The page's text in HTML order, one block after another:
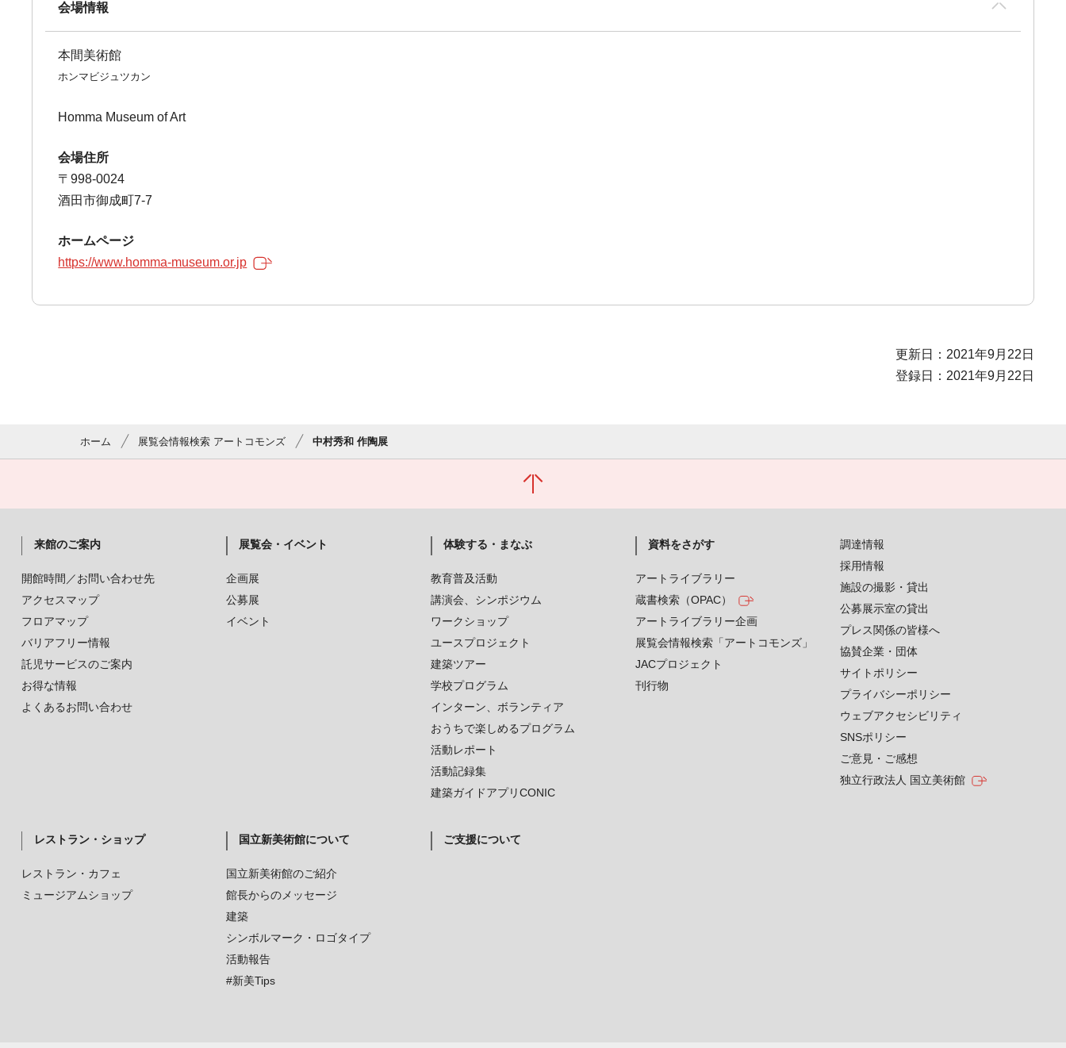
会場情報
本間美術館
ホンマビジュツカン
Homma Museum of Art
会場住所
〒998-0024
酒田市御成町7-7
ホームページ
https://www.homma-museum.or.jp
更新日：2021年9月22日
登録日：2021年9月22日
ホーム 展覧会情報検索 アートコモンズ 中村秀和 作陶展
来館のご案内
開館時間／お問い合わせ先
アクセスマップ
フロアマップ
バリアフリー情報
託児サービスのご案内
お得な情報
よくあるお問い合わせ
展覧会・イベント
企画展
公募展
イベント
体験する・まなぶ
教育普及活動
講演会、シンポジウム
ワークショップ
ユースプロジェクト
建築ツアー
学校プログラム
インターン、ボランティア
おうちで楽しめるプログラム
活動レポート
活動記録集
建築ガイドアプリCONIC
資料をさがす
アートライブラリー
蔵書検索（OPAC）
アートライブラリー企画
展覧会情報検索「アートコモンズ」
JACプロジェクト
刊行物
レストラン・ショップ
レストラン・カフェ
ミュージアムショップ
国立新美術館について
国立新美術館のご紹介
館長からのメッセージ
建築
シンボルマーク・ロゴタイプ
活動報告
#新美Tips
ご支援について
調達情報
採用情報
施設の撮影・貸出
公募展示室の貸出
プレス関係の皆様へ
協賛企業・団体
サイトポリシー
プライバシーポリシー
ウェブアクセシビリティ
SNSポリシー
ご意見・ご感想
独立行政法人 国立美術館